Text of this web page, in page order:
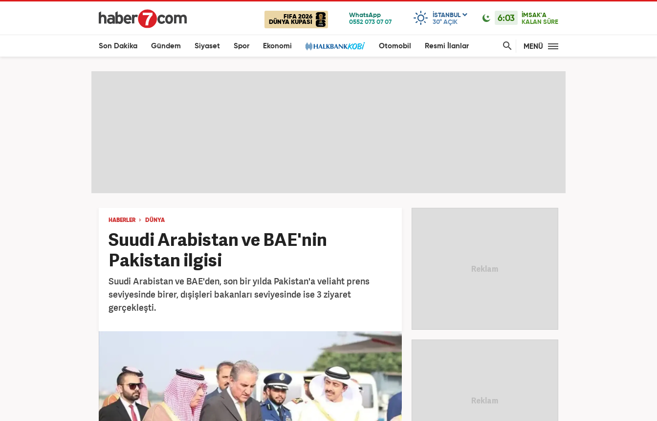
FIFA 2026
DÜNYA KUPASI
ISTANBUL
30° AÇIK 6:03
İMSAK'A
KALAN SÜRE
Son Dakika Gündem Siyaset Spor Ekonomi Otomobil Resmi İlanlar MENÜ
HABERLER DÜNYA
Suudi Arabistan ve BAE'nin
Pakistan ilgisi
Suudi Arabistan ve BAE'den, son bir yılda Pakistan'a veliaht prens
seviyesinde birer, dışişleri bakanları seviyesinde ise 3 ziyaret
gerçekleşti.